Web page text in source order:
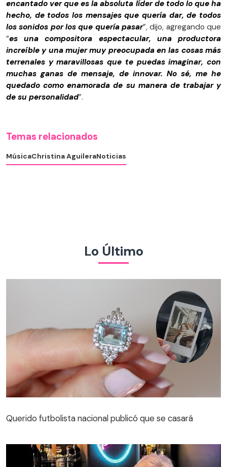
encantado ver que es la absoluta líder de todo lo que ha
hecho, de todos los mensajes que quería dar, de todos
los sonidos por los que quería pasar”, dijo, agregando que
“es una compositora espectacular, una productora
increíble y una mujer muy preocupada en las cosas más
terrenales y maravillosas que te puedas imaginar, con
muchas ganas de mensaje, de innovar. No sé, me he
quedado como enamorada de su manera de trabajar y
de su personalidad”.
Temas relacionados
MúsicaChristina AguileraNoticias
Lo Último
Querido futbolista nacional publicó que se casará